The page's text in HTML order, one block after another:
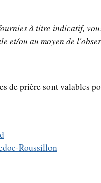
à titre indicatif,
et/ou au moyen de
de prière sont valables
Roussillon